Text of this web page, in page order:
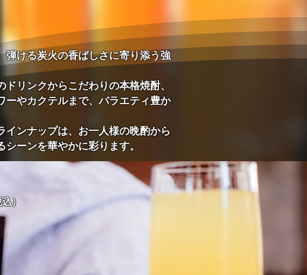
弾ける炭火の香ばしさに寄り添う強
リンクからこだわりの本格焼酎、
ーやカクテルまで、バラエティ豊か
インナップは、お一人様の晩酌から
ーンを華やかに彩ります。
）